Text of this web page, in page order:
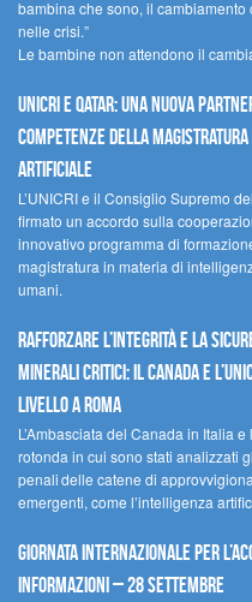
bambina che sono, il
nelle crisi.”
Le bambine non attendono il
UNICRI e Qatar: una nuova
competenze della
artificiale
L’UNICRI e il Consiglio Supremo
firmato un accordo sulla
innovativo programma di
magistratura in materia di
umani.
Rafforzare l’integrità e la
minerali critici: il Canada e
livello a Roma
L’Ambasciata del Canada in Italia
rotonda in cui sono stati analizzati
penali delle catene di
emergenti, come l’intelligenza
Giornata internazionale per
informazioni – 28 settembre